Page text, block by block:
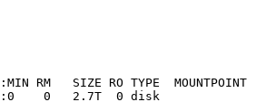
RM   SIZE RO TYPE  MOUNTPOINT
0   2.7T  0 disk